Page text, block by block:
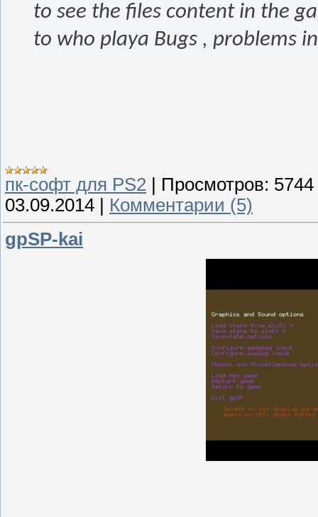
to see the files content in the
to who playa Bugs , problems in
пк-софт для PS2 | Просмотров: 5744
03.09.2014 | Комментарии (5)
gpSP-kai